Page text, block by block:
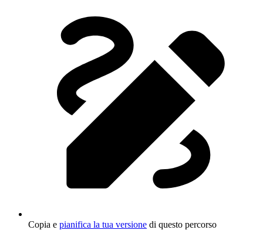
Copia e pianifica la tua versione di questo percorso